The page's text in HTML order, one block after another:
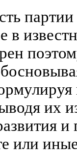
партии
их
и
или